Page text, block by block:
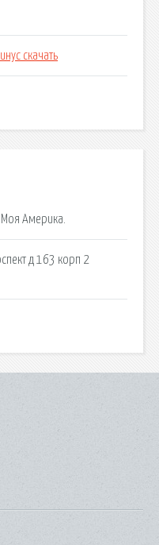
скачать
Америка.
д 163 корп 2